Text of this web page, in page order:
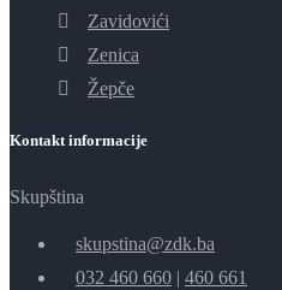
Zavidovići
Zenica
Žepče
Kontakt informacije
Skupština
skupstina@zdk.ba
032 460 660 | 460 661